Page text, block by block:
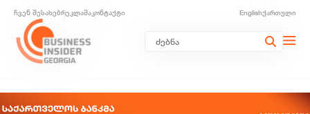
ჩვენ შესახებრეკლამაკონტაქტი Englishქართული